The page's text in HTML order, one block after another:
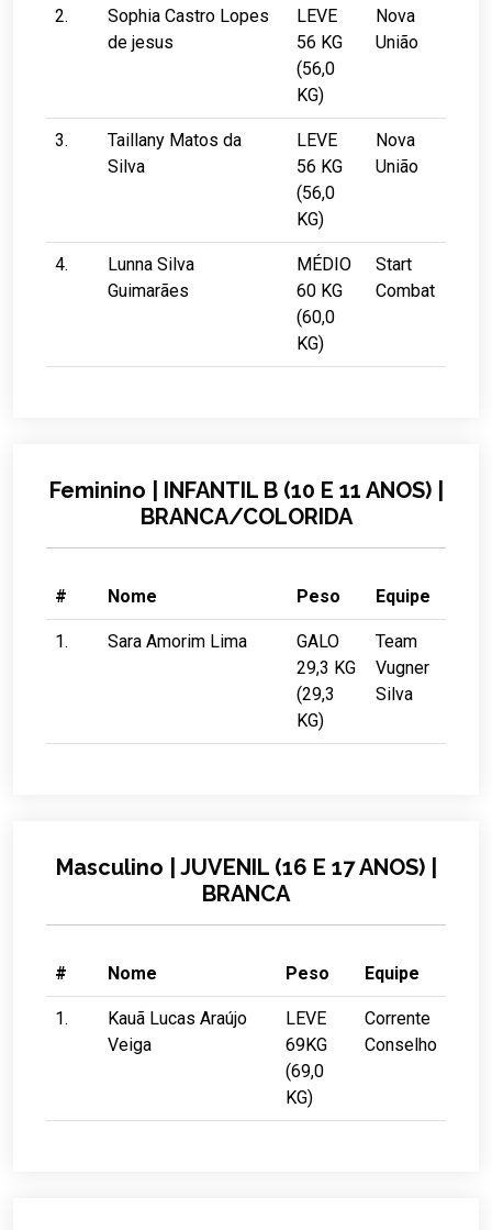
2.
Sophia Castro Lopes
de jesus
LEVE
56 KG
(56,0
KG)
Nova
União
3.
Taillany Matos da
Silva
LEVE
56 KG
(56,0
KG)
Nova
União
4.
Lunna Silva
Guimarães
MÉDIO
60 KG
(60,0
KG)
Start
Combat
Feminino | INFANTIL B (10 E 11 ANOS) |
BRANCA/COLORIDA
# Nome Peso Equipe
1. Sara Amorim Lima
GALO
29,3 KG
(29,3
KG)
Team
Vugner
Silva
Masculino | JUVENIL (16 E 17 ANOS) |
BRANCA
# Nome Peso Equipe
1.
Kauã Lucas Araújo
Veiga
LEVE
69KG
(69,0
KG)
Corrente
Conselho